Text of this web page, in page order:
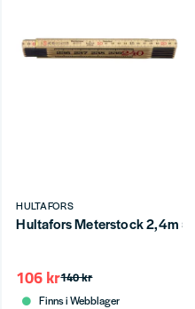
HULTAFORS
Hultafors Meterstock 2,4m
140 kr
106 kr
Finns i Webblager